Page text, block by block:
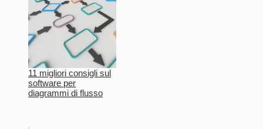
11 migliori consigli sul
software per
diagrammi di flusso